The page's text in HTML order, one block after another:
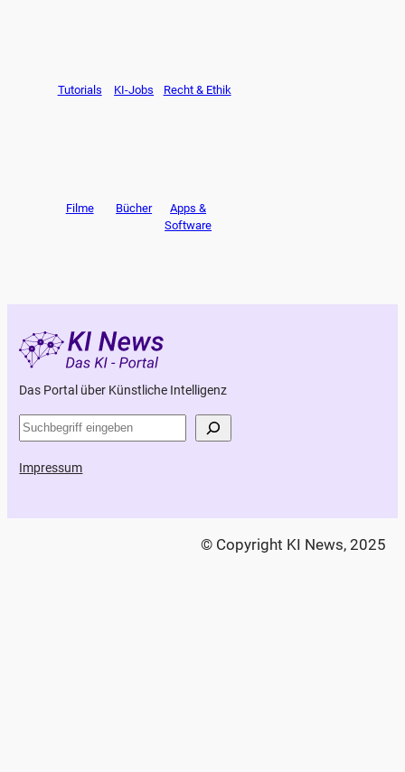
Tutorials KI-Jobs Recht & Ethik
Filme Bücher
Apps &
Software
Das Portal über Künstliche Intelligenz
S
c
Impressum
© Copyright KI News, 2025